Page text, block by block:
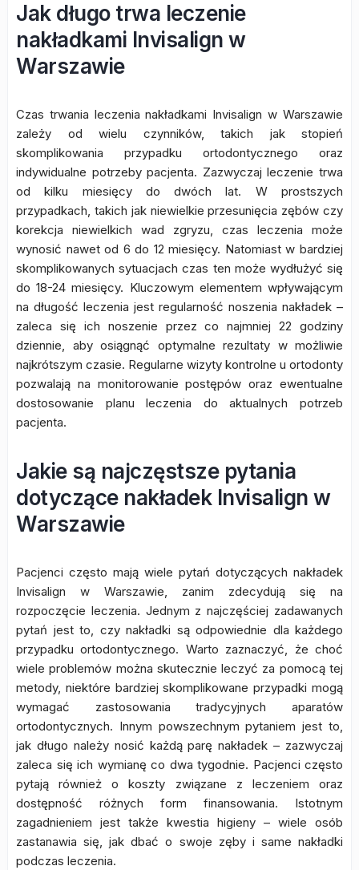
Jak długo trwa leczenie
nakładkami Invisalign w
Warszawie
Czas trwania leczenia nakładkami Invisalign w Warszawie
zależy od wielu czynników, takich jak stopień
skomplikowania przypadku ortodontycznego oraz
indywidualne potrzeby pacjenta. Zazwyczaj leczenie trwa
od kilku miesięcy do dwóch lat. W prostszych
przypadkach, takich jak niewielkie przesunięcia zębów czy
korekcja niewielkich wad zgryzu, czas leczenia może
wynosić nawet od 6 do 12 miesięcy. Natomiast w bardziej
skomplikowanych sytuacjach czas ten może wydłużyć się
do 18-24 miesięcy. Kluczowym elementem wpływającym
na długość leczenia jest regularność noszenia nakładek –
zaleca się ich noszenie przez co najmniej 22 godziny
dziennie, aby osiągnąć optymalne rezultaty w możliwie
najkrótszym czasie. Regularne wizyty kontrolne u ortodonty
pozwalają na monitorowanie postępów oraz ewentualne
dostosowanie planu leczenia do aktualnych potrzeb
pacjenta.
Jakie są najczęstsze pytania
dotyczące nakładek Invisalign w
Warszawie
Pacjenci często mają wiele pytań dotyczących nakładek
Invisalign w Warszawie, zanim zdecydują się na
rozpoczęcie leczenia. Jednym z najczęściej zadawanych
pytań jest to, czy nakładki są odpowiednie dla każdego
przypadku ortodontycznego. Warto zaznaczyć, że choć
wiele problemów można skutecznie leczyć za pomocą tej
metody, niektóre bardziej skomplikowane przypadki mogą
wymagać zastosowania tradycyjnych aparatów
ortodontycznych. Innym powszechnym pytaniem jest to,
jak długo należy nosić każdą parę nakładek – zazwyczaj
zaleca się ich wymianę co dwa tygodnie. Pacjenci często
pytają również o koszty związane z leczeniem oraz
dostępność różnych form finansowania. Istotnym
zagadnieniem jest także kwestia higieny – wiele osób
zastanawia się, jak dbać o swoje zęby i same nakładki
podczas leczenia.